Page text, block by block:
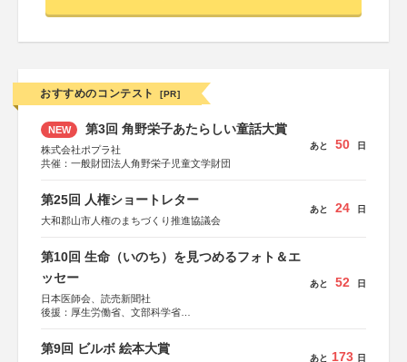
おすすめのコンテスト [PR]
NEW 第3回 角野栄子あたらしい童話大賞
株式会社ポプラ社
共催：一般財団法人角野栄子児童文学財団
あと 50 日
第25回 人権ショートレター
大和郡山市人権のまちづくり推進協議会
あと 24 日
第10回 生命（いのち）を見つめるフォト＆エ
ッセー
日本医師会、読売新聞社
後援：厚生労働省、文部科学省
しん生命保険株式会社
あと 52 日
第9回 ビルボ 絵本大賞
あと 173 日